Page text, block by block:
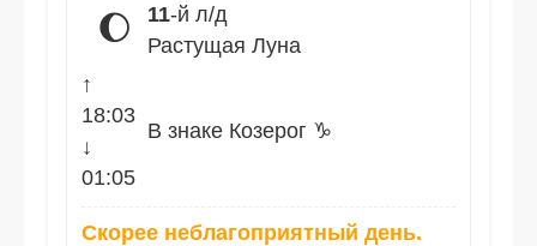
🌔 11-й л/д
Растущая Луна
↑
18:03
↓
01:05
В знаке Козерог ♑
Скорее неблагоприятный день.